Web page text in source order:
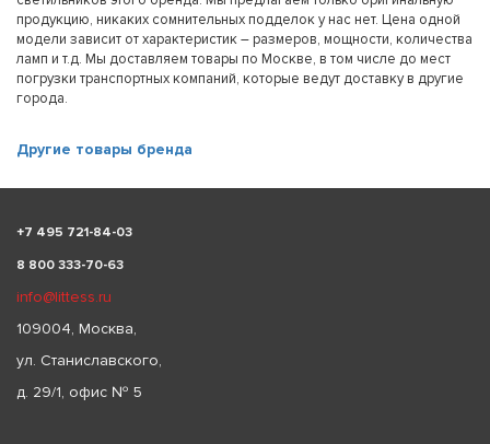
продукцию, никаких сомнительных подделок у нас нет. Цена одной
модели зависит от характеристик – размеров, мощности, количества
ламп и т.д. Мы доставляем товары по Москве, в том числе до мест
погрузки транспортных компаний, которые ведут доставку в другие
города.
Другие товары бренда
+7 495 721-84-03
8 800 333-70-63
info@littess.ru
109004, Москва,
ул. Станиславского,
д. 29/1, офис № 5